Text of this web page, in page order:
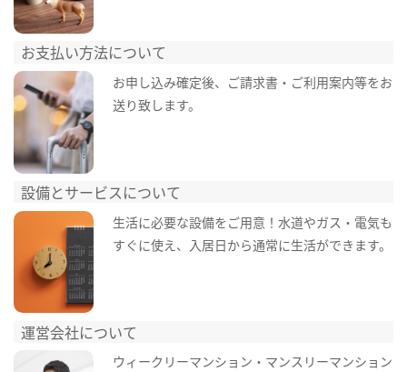
お支払い方法について
お申し込み確定後、ご請求書・ご利用案内等をお
送り致します。
設備とサービスについて
生活に必要な設備をご用意！水道やガス・電気も
すぐに使え、入居日から通常に生活ができます。
運営会社について
ウィークリーマンション・マンスリーマンション